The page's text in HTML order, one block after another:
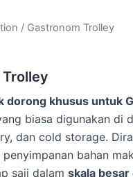
/ Gastronom Trolley
dorong khusus untuk
biasa digunakan di
dan cold storage.
bahan
saji dalamskala